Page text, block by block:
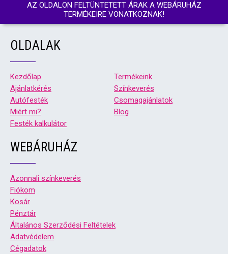
AZ OLDALON FELTÜNTETETT ÁRAK A WEBÁRUHÁZ
TERMÉKEIRE VONATKOZNAK!
OLDALAK
Kezdőlap
Termékeink
Ajánlatkérés
Színkeverés
Autófesték
Csomagajánlatok
Miért mi?
Blog
Festék kalkulátor
WEBÁRUHÁZ
Azonnali színkeverés
Fiókom
Kosár
Pénztár
Általános Szerződési Feltételek
Adatvédelem
Cégadatok